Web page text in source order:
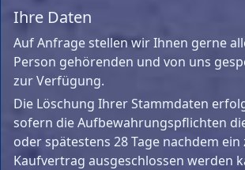
Ihre Daten
Auf Anfrage stellen wir Ihnen gerne
Person gehörenden und von uns
zur Verfügung.
Die Löschung Ihrer Stammdaten
sofern die Aufbewahrungspflichten
oder spätestens 28 Tage nachdem
Kaufvertrag ausgeschlossen werden